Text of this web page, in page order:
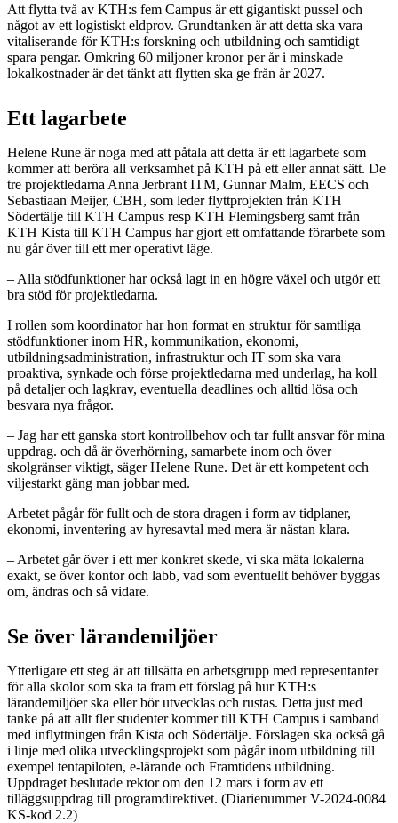
Att flytta två av KTH:s fem Campus är ett gigantiskt pussel och
något av ett logistiskt eldprov. Grundtanken är att detta ska vara
vitaliserande för KTH:s forskning och utbildning och samtidigt
spara pengar. Omkring 60 miljoner kronor per år i minskade
lokalkostnader är det tänkt att flytten ska ge från år 2027.
Ett lagarbete
Helene Rune är noga med att påtala att detta är ett lagarbete som
kommer att beröra all verksamhet på KTH på ett eller annat sätt. De
tre projektledarna Anna Jerbrant ITM, Gunnar Malm, EECS och
Sebastiaan Meijer, CBH, som leder flyttprojekten från KTH
Södertälje till KTH Campus resp KTH Flemingsberg samt från
KTH Kista till KTH Campus har gjort ett omfattande förarbete som
nu går över till ett mer operativt läge.
– Alla stödfunktioner har också lagt in en högre växel och utgör ett
bra stöd för projektledarna.
I rollen som koordinator har hon format en struktur för samtliga
stödfunktioner inom HR, kommunikation, ekonomi,
utbildningsadministration, infrastruktur och IT som ska vara
proaktiva, synkade och förse projektledarna med underlag, ha koll
på detaljer och lagkrav, eventuella deadlines och alltid lösa och
besvara nya frågor.
– Jag har ett ganska stort kontrollbehov och tar fullt ansvar för mina
uppdrag. och då är överhörning, samarbete inom och över
skolgränser viktigt, säger Helene Rune. Det är ett kompetent och
viljestarkt gäng man jobbar med.
Arbetet pågår för fullt och de stora dragen i form av tidplaner,
ekonomi, inventering av hyresavtal med mera är nästan klara.
– Arbetet går över i ett mer konkret skede, vi ska mäta lokalerna
exakt, se över kontor och labb, vad som eventuellt behöver byggas
om, ändras och så vidare.
Se över lärandemiljöer
Ytterligare ett steg är att tillsätta en arbetsgrupp med representanter
för alla skolor som ska ta fram ett förslag på hur KTH:s
lärandemiljöer ska eller bör utvecklas och rustas. Detta just med
tanke på att allt fler studenter kommer till KTH Campus i samband
med inflyttningen från Kista och Södertälje. Förslagen ska också gå
i linje med olika utvecklingsprojekt som pågår inom utbildning till
exempel tentapiloten, e-lärande och Framtidens utbildning.
Uppdraget beslutade rektor om den 12 mars i form av ett
tilläggsuppdrag till programdirektivet. (Diarienummer V-2024-0084
KS-kod 2.2)